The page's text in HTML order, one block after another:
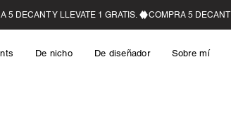
De nicho De diseñador Sobre mí